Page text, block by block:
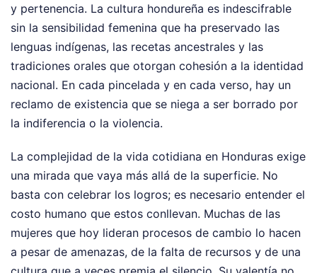
y pertenencia. La cultura hondureña es indescifrable
sin la sensibilidad femenina que ha preservado las
lenguas indígenas, las recetas ancestrales y las
tradiciones orales que otorgan cohesión a la identidad
nacional. En cada pincelada y en cada verso, hay un
reclamo de existencia que se niega a ser borrado por
la indiferencia o la violencia.
La complejidad de la vida cotidiana en Honduras exige
una mirada que vaya más allá de la superficie. No
basta con celebrar los logros; es necesario entender el
costo humano que estos conllevan. Muchas de las
mujeres que hoy lideran procesos de cambio lo hacen
a pesar de amenazas, de la falta de recursos y de una